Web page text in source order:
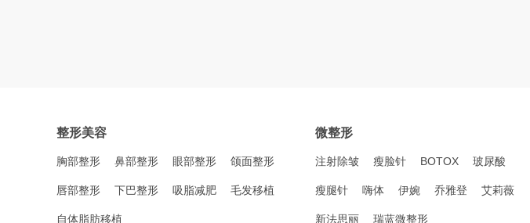
整形美容
胸部整形 鼻部整形 眼部整形 颌面整形
唇部整形 下巴整形 吸脂减肥 毛发移植
自体脂肪移植
微整形
注射除皱 瘦脸针 BOTOX 玻尿酸
瘦腿针 嗨体 伊婉 乔雅登 艾莉薇
新法思丽 瑞蓝微整形